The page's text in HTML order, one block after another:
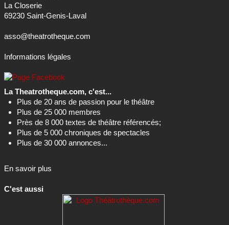
La Closerie
69230 Saint-Genis-Laval
asso@theatrotheque.com
Informations légales
La Theatrotheque.com, c'est...
Plus de 20 ans de passion pour le théâtre
Plus de 25 000 membres
Près de 8 000 textes de théâtre référencés;
Plus de 5 000 chroniques de spectacles
Plus de 30 000 annonces...
En savoir plus
C'est aussi